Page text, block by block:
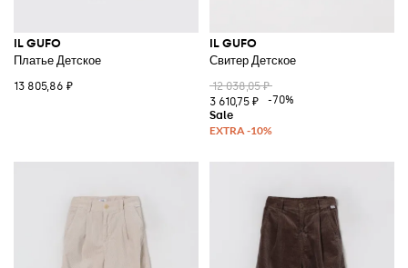
IL GUFO
Платье Детское
13 805,86 ₽
IL GUFO
Свитер Детское
12 038,05 ₽
3 610,75 ₽
-70%